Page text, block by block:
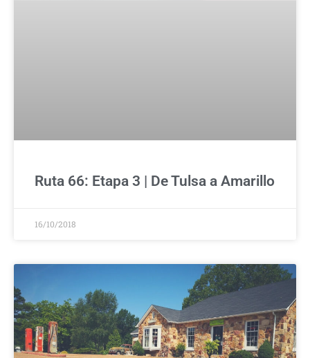
Ruta 66: Etapa 3 | De Tulsa a Amarillo
16/10/2018